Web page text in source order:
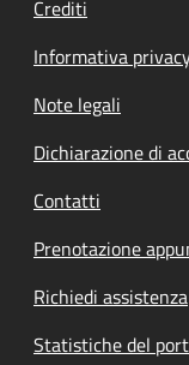
Crediti
Informativa
Note legali
Dichiarazione di
Contatti
Prenotazione
Richiedi assistenza
Statistiche del